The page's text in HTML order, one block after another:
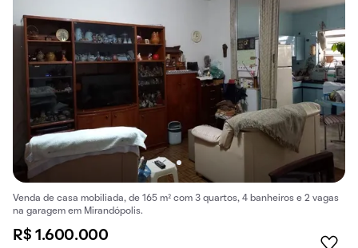
Venda de casa mobiliada, de 165 m² com 3 quartos, 4 banheiros e 2 vagas
na garagem em Mirandópolis.
R$ 1.600.000